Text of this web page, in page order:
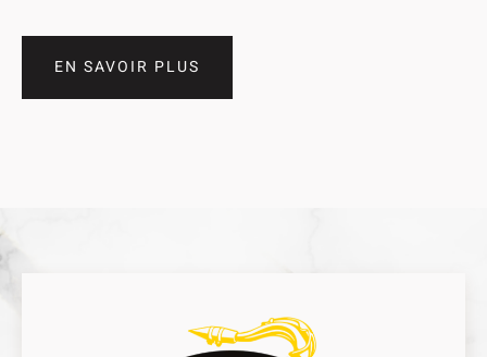
EN SAVOIR PLUS